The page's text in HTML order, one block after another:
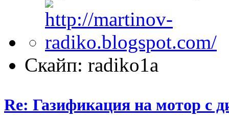
Скайп: radiko1a
Re: Газификация на мотор с